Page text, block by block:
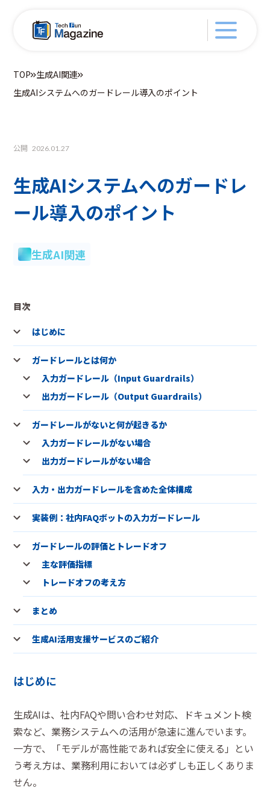
TOP 生成AI関連
生成AIシステムへのガードレール導入のポイント
公開 2026.01.27
生成AIシステムへのガードレ
ール導入のポイント
生成AI関連
目次
はじめに
ガードレールとは何か
入力ガードレール（Input Guardrails）
出力ガードレール（Output Guardrails）
ガードレールがないと何が起きるか
入力ガードレールがない場合
出力ガードレールがない場合
入力・出力ガードレールを含めた全体構成
実装例：社内FAQボットの入力ガードレール
ガードレールの評価とトレードオフ
主な評価指標
トレードオフの考え方
まとめ
生成AI活用支援サービスのご紹介
はじめに
生成AIは、社内FAQや問い合わせ対応、ドキュメント検
索など、業務システムへの活用が急速に進んでいます。
一方で、「モデルが高性能であれば安全に使える」とい
う考え方は、業務利用においては必ずしも正しくありま
せん。